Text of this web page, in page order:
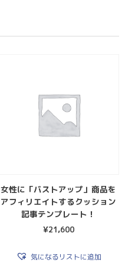
女性に「バストアップ」商品を
アフィリエイトするクッション
記事テンプレート！
¥21,600
気になるリストに追加